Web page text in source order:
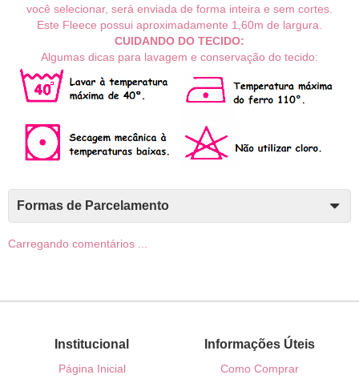
você selecionar, será enviada de forma inteira e sem cortes.
Este Fleece possui aproximadamente 1,60m de largura.
CUIDANDO DO TECIDO:
Algumas dicas para lavagem e conservação do tecido:
Formas de Parcelamento
Carregando comentários ...
Institucional
Página Inicial
Informações Úteis
Como Comprar